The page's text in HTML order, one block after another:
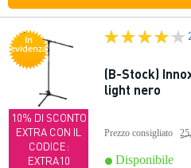
In
evidenza
10% DI SCONTO
EXTRA CON IL
CODICE:
EXTRA10
(B-Stock)
light nero
Prezzo consigliato
Disponibile